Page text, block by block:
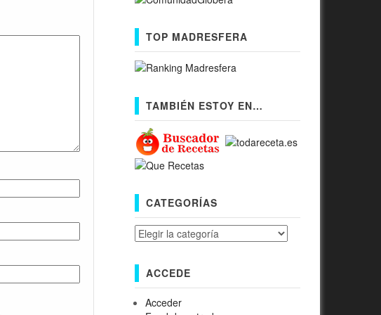
TOP MADRESFERA
TAMBIÉN ESTOY EN…
CATEGORÍAS
Categorías
ACCEDE
Acceder